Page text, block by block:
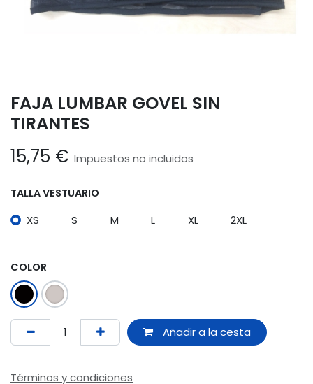
FAJA LUMBAR GOVEL SIN
TIRANTES
15,75 € Impuestos no incluidos
TALLA VESTUARIO
XS S M L XL 2XL
COLOR
Añadir a la cesta
Términos y condiciones